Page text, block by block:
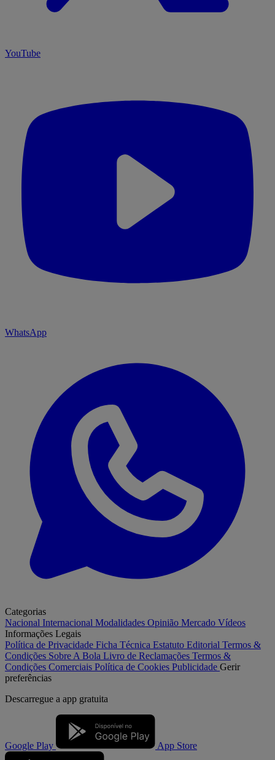
YouTube
WhatsApp
Categorias
Nacional Internacional Modalidades Opinião Mercado Vídeos
Informações Legais
Política de Privacidade Ficha Técnica Estatuto Editorial Termos &
Condições Sobre A Bola Livro de Reclamações Termos &
Condições Comerciais Política de Cookies Publicidade Gerir
preferências
Descarregue a app gratuita
Google Play App Store